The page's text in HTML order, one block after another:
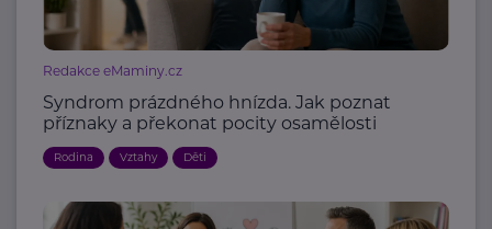
Redakce eMaminy.cz
Syndrom prázdného hnízda. Jak poznat
příznaky a překonat pocity osamělosti
Rodina Vztahy Děti